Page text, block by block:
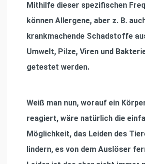
Mithilfe dieser speziﬁschen
können Allergene, aber z. B.
krankmachende Schadstoffe
Umwelt, Pilze, Viren und
getestet werden.
Weiß man nun, worauf ein
reagiert, wäre natürlich die
Möglichkeit, das Leiden des
lindern, es von dem Auslöser